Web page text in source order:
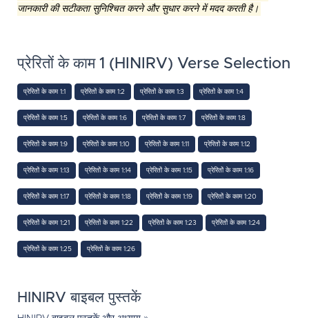
जानकारी की सटीकता सुनिश्चित करने और सुधार करने में मदद करती है।
प्रेरितों के काम 1 (HINIRV) Verse Selection
प्रेरितों के काम 1:1 प्रेरितों के काम 1:2 प्रेरितों के काम 1:3 प्रेरितों के काम 1:4
प्रेरितों के काम 1:5 प्रेरितों के काम 1:6 प्रेरितों के काम 1:7 प्रेरितों के काम 1:8
प्रेरितों के काम 1:9 प्रेरितों के काम 1:10 प्रेरितों के काम 1:11 प्रेरितों के काम 1:12
प्रेरितों के काम 1:13 प्रेरितों के काम 1:14 प्रेरितों के काम 1:15 प्रेरितों के काम 1:16
प्रेरितों के काम 1:17 प्रेरितों के काम 1:18 प्रेरितों के काम 1:19 प्रेरितों के काम 1:20
प्रेरितों के काम 1:21 प्रेरितों के काम 1:22 प्रेरितों के काम 1:23 प्रेरितों के काम 1:24
प्रेरितों के काम 1:25 प्रेरितों के काम 1:26
HINIRV बाइबल पुस्तकें